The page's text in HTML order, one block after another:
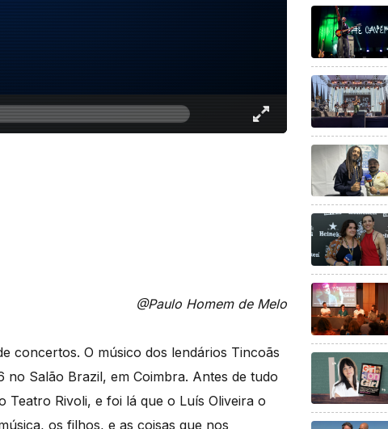
@Paulo Homem de Melo
concertos. O músico dos lendários Tincoãs
Salão Brazil, em Coimbra. Antes de tudo
Rivoli, e foi lá que o Luís Oliveira o
os filhos, e as coisas que nos